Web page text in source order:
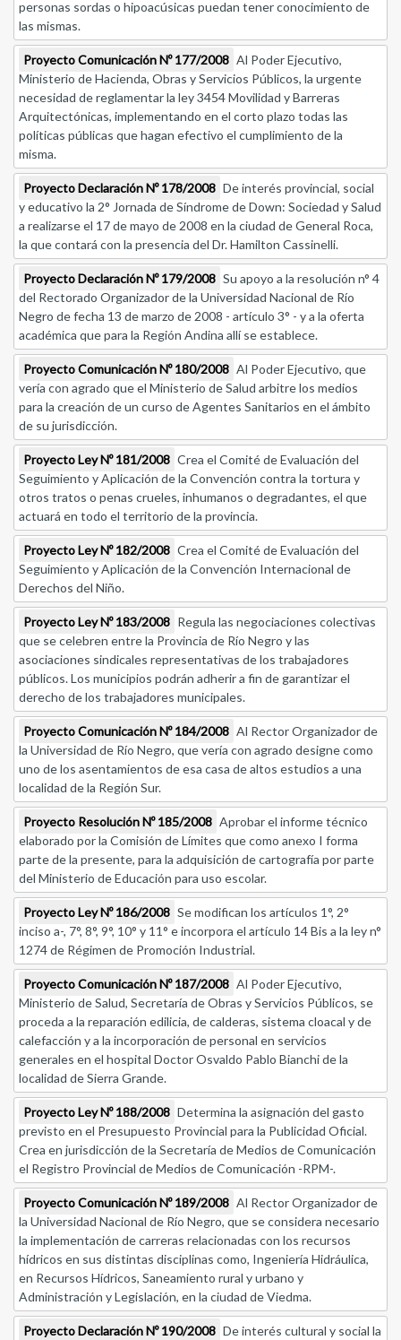
personas sordas o hipoacúsicas puedan tener conocimiento de
las mismas.
Proyecto Comunicación Nº 177/2008 Al Poder Ejecutivo,
Ministerio de Hacienda, Obras y Servicios Públicos, la urgente
necesidad de reglamentar la ley 3454 Movilidad y Barreras
Arquitectónicas, implementando en el corto plazo todas las
políticas públicas que hagan efectivo el cumplimiento de la
misma.
Proyecto Declaración Nº 178/2008 De interés provincial, social
y educativo la 2° Jornada de Síndrome de Down: Sociedad y Salud
a realizarse el 17 de mayo de 2008 en la ciudad de General Roca,
la que contará con la presencia del Dr. Hamilton Cassinelli.
Proyecto Declaración Nº 179/2008 Su apoyo a la resolución n° 4
del Rectorado Organizador de la Universidad Nacional de Río
Negro de fecha 13 de marzo de 2008 - artículo 3° - y a la oferta
académica que para la Región Andina allí se establece.
Proyecto Comunicación Nº 180/2008 Al Poder Ejecutivo, que
vería con agrado que el Ministerio de Salud arbitre los medios
para la creación de un curso de Agentes Sanitarios en el ámbito
de su jurisdicción.
Proyecto Ley Nº 181/2008 Crea el Comité de Evaluación del
Seguimiento y Aplicación de la Convención contra la tortura y
otros tratos o penas crueles, inhumanos o degradantes, el que
actuará en todo el territorio de la provincia.
Proyecto Ley Nº 182/2008 Crea el Comité de Evaluación del
Seguimiento y Aplicación de la Convención Internacional de
Derechos del Niño.
Proyecto Ley Nº 183/2008 Regula las negociaciones colectivas
que se celebren entre la Provincia de Río Negro y las
asociaciones sindicales representativas de los trabajadores
públicos. Los municipios podrán adherir a fin de garantizar el
derecho de los trabajadores municipales.
Proyecto Comunicación Nº 184/2008 Al Rector Organizador de
la Universidad de Río Negro, que vería con agrado designe como
uno de los asentamientos de esa casa de altos estudios a una
localidad de la Región Sur.
Proyecto Resolución Nº 185/2008 Aprobar el informe técnico
elaborado por la Comisión de Límites que como anexo I forma
parte de la presente, para la adquisición de cartografía por parte
del Ministerio de Educación para uso escolar.
Proyecto Ley Nº 186/2008 Se modifican los artículos 1°, 2°
inciso a-, 7°, 8°, 9°, 10° y 11° e incorpora el artículo 14 Bis a la ley n°
1274 de Régimen de Promoción Industrial.
Proyecto Comunicación Nº 187/2008 Al Poder Ejecutivo,
Ministerio de Salud, Secretaría de Obras y Servicios Públicos, se
proceda a la reparación edilicia, de calderas, sistema cloacal y de
calefacción y a la incorporación de personal en servicios
generales en el hospital Doctor Osvaldo Pablo Bianchi de la
localidad de Sierra Grande.
Proyecto Ley Nº 188/2008 Determina la asignación del gasto
previsto en el Presupuesto Provincial para la Publicidad Oficial.
Crea en jurisdicción de la Secretaría de Medios de Comunicación
el Registro Provincial de Medios de Comunicación -RPM-.
Proyecto Comunicación Nº 189/2008 Al Rector Organizador de
la Universidad Nacional de Río Negro, que se considera necesario
la implementación de carreras relacionadas con los recursos
hídricos en sus distintas disciplinas como, Ingeniería Hidráulica,
en Recursos Hídricos, Saneamiento rural y urbano y
Administración y Legislación, en la ciudad de Viedma.
Proyecto Declaración Nº 190/2008 De interés cultural y social la